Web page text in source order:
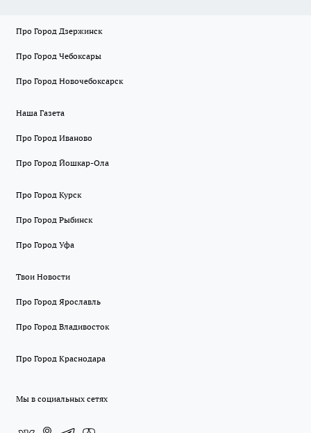
Про Город Дзержинск
Про Город Чебоксары
Про Город Новочебоксарск
Наша Газета
Про Город Иваново
Про Город Йошкар-Ола
Про Город Курск
Про Город Рыбинск
Про Город Уфа
Твои Новости
Про Город Ярославль
Про Город Владивосток
Про Город Краснодара
Мы в социальных сетях